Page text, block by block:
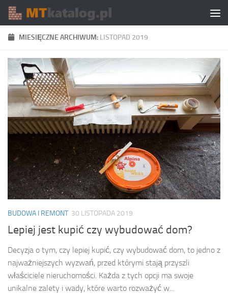
Skip to content
MIESIĘCZNE ARCHIWUM: LISTOPAD 2019
BUDOWA I REMONT 30 LISTOPADA 2019
Lepiej jest kupić czy wybudować dom?
Decyzja o tym, czy lepiej kupić, czy wybudować dom, to jedno z
najważniejszych wyzwań, przed którymi stają przyszli
właściciele nieruchomości. Każda z tych opcji ma swoje
unikalne zalety i wady, które warto rozważyć w...